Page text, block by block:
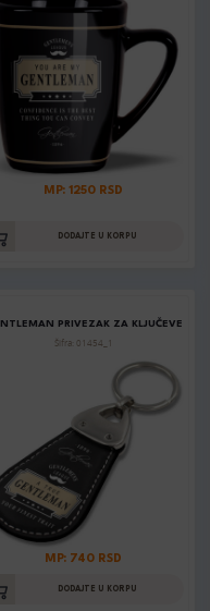
MP: 1250 RSD
DODAJTE U KORPU
PRIVEZAK ZA KLJUČEVE
Šifra: 01454_1
MP: 740 RSD
DODAJTE U KORPU